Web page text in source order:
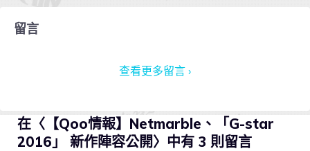
留言
查看更多留言 ›
在〈【Qoo情報】Netmarble、「G-star
2016」 新作陣容公開〉中有 3 則留言